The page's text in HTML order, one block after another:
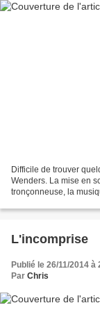
Difficile de trouver
Wenders. La mise en
tronçonneuse, la
L'incomprise
Publié le 26/11/2014 à
Par Chris